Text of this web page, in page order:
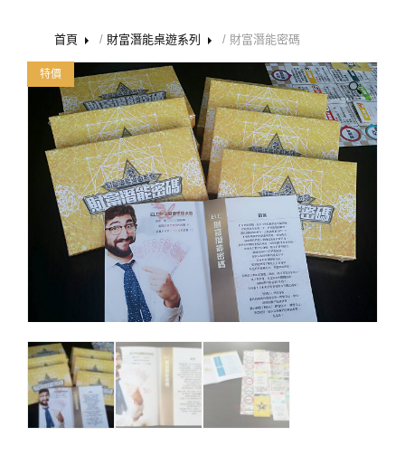
首頁 / 財富潛能桌遊系列 / 財富潛能密碼
特價
🔍